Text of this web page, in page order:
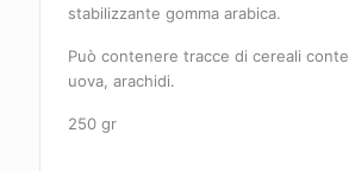
stabilizzante gomma arabica.
Può contenere tracce di cereali
uova, arachidi.
250 gr